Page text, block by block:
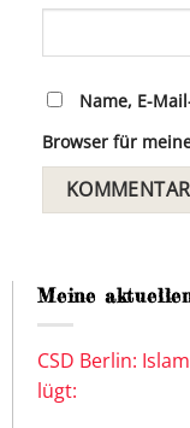
Name, E-
Browser für
Meine
CSD Berlin:
lügt: